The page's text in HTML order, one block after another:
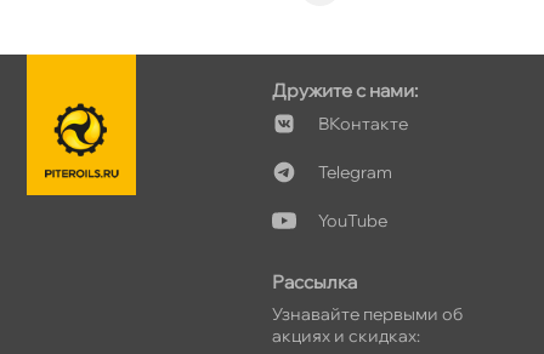
Дружите с нами:
Контакте
Telegram
YouTube
Рассылка
Узнавайте первыми о
акциях и скидках: